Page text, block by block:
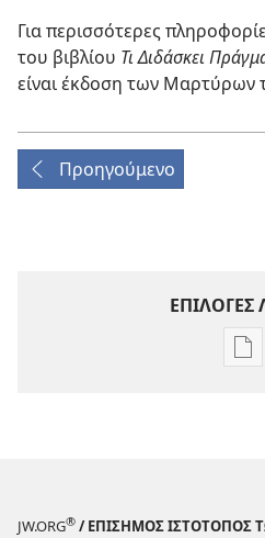
Για περισσότερες
του βιβλίου Τι Διδάσκει
είναι έκδοση των Μαρτύρων
Προηγούμενο
JW.ORG® / ΕΠΙΣΗΜΟΣ ΙΣΤΟΤΟΠΟΣ